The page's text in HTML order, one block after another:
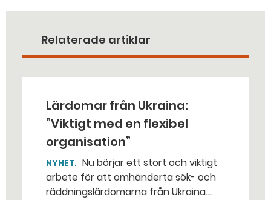
Relaterade artiklar
Lärdomar från Ukraina:
”Viktigt med en flexibel
organisation”
NYHET
arbete för att omhänderta sök- och
räddningslärdomarna från Ukraina.